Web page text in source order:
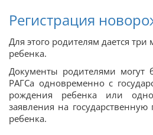
Регистрация
Для этого родителям дается
ребенка.
Документы родителями
РАГСа одновременно с
рождения ребенка или
заявления на
ребенка.